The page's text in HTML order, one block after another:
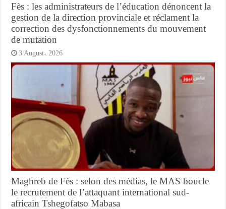
Fès : les administrateurs de l’éducation dénoncent la
gestion de la direction provinciale et réclament la
correction des dysfonctionnements du mouvement
de mutation
3 August، 2026
Maghreb de Fès : selon des médias, le MAS boucle
le recrutement de l’attaquant international sud-
africain Tshegofatso Mabasa